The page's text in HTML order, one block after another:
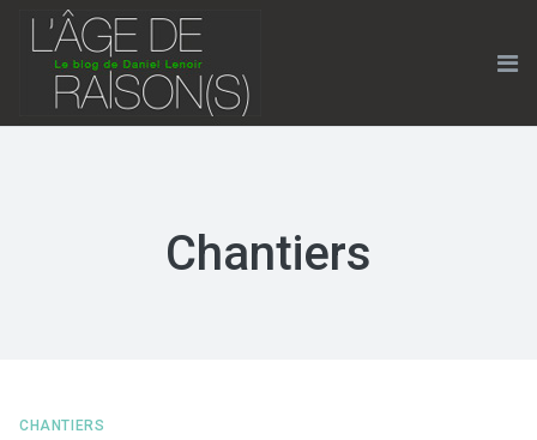
Skip
content
Chantiers
CHANTIERS